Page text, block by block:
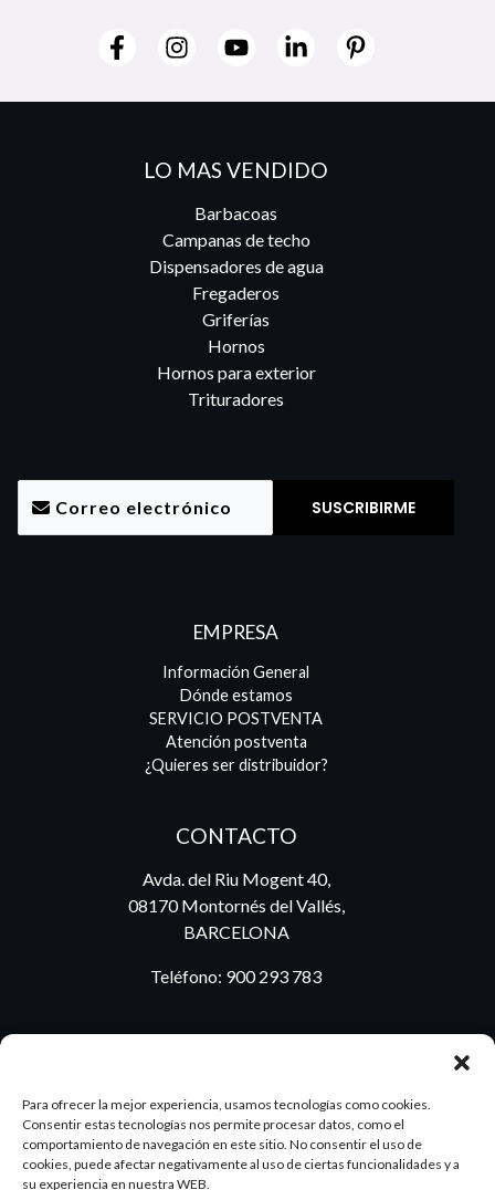
Para ofrecer la mejor experiencia, usamos tecnologías como cookies.
Consentir estas tecnologías nos permite procesar datos, como el
comportamiento de navegación en este sitio. No consentir el uso de
cookies, puede afectar negativamente al uso de ciertas funcionalidades y a
su experiencia en nuestra WEB.
LO MAS VENDIDO
Barbacoas
Campanas de techo
Dispensadores de agua
Fregaderos
Griferías
Hornos
Hornos para exterior
Trituradores
EMPRESA
Información General
Dónde estamos
SERVICIO POSTVENTA
Atención postventa
¿Quieres ser distribuidor?
CONTACTO
Avda. del Riu Mogent 40,
08170 Montornés del Vallés,
BARCELONA
Teléfono: 900 293 783